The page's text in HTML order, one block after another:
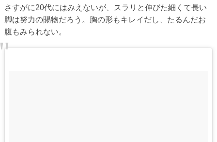
さすがに20代にはみえないが、スラリと伸びた細くて長い
脚は努力の賜物だろう。胸の形もキレイだし、たるんだお
腹もみられない。